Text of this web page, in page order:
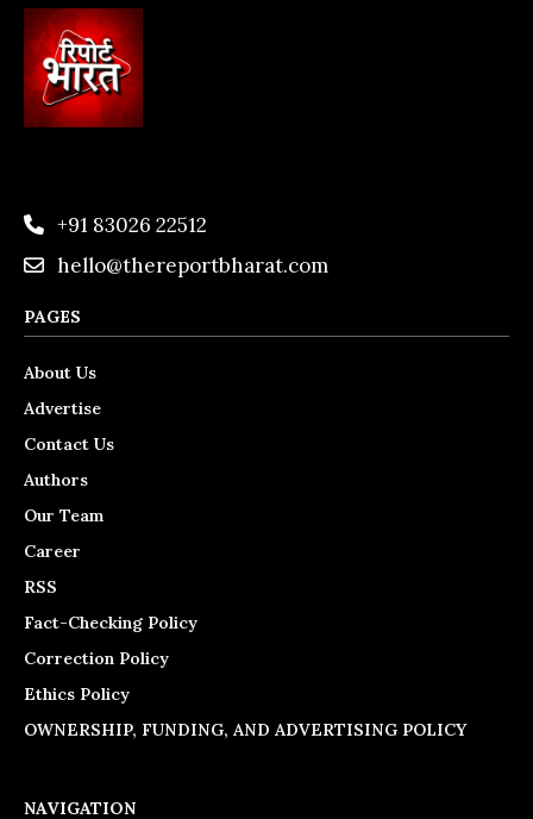
+91 83026 22512
hello@thereportbharat.com
PAGES
About Us
Advertise
Contact Us
Authors
Our Team
Career
RSS
Fact-Checking Policy
Correction Policy
Ethics Policy
OWNERSHIP, FUNDING, AND ADVERTISING POLICY
NAVIGATION